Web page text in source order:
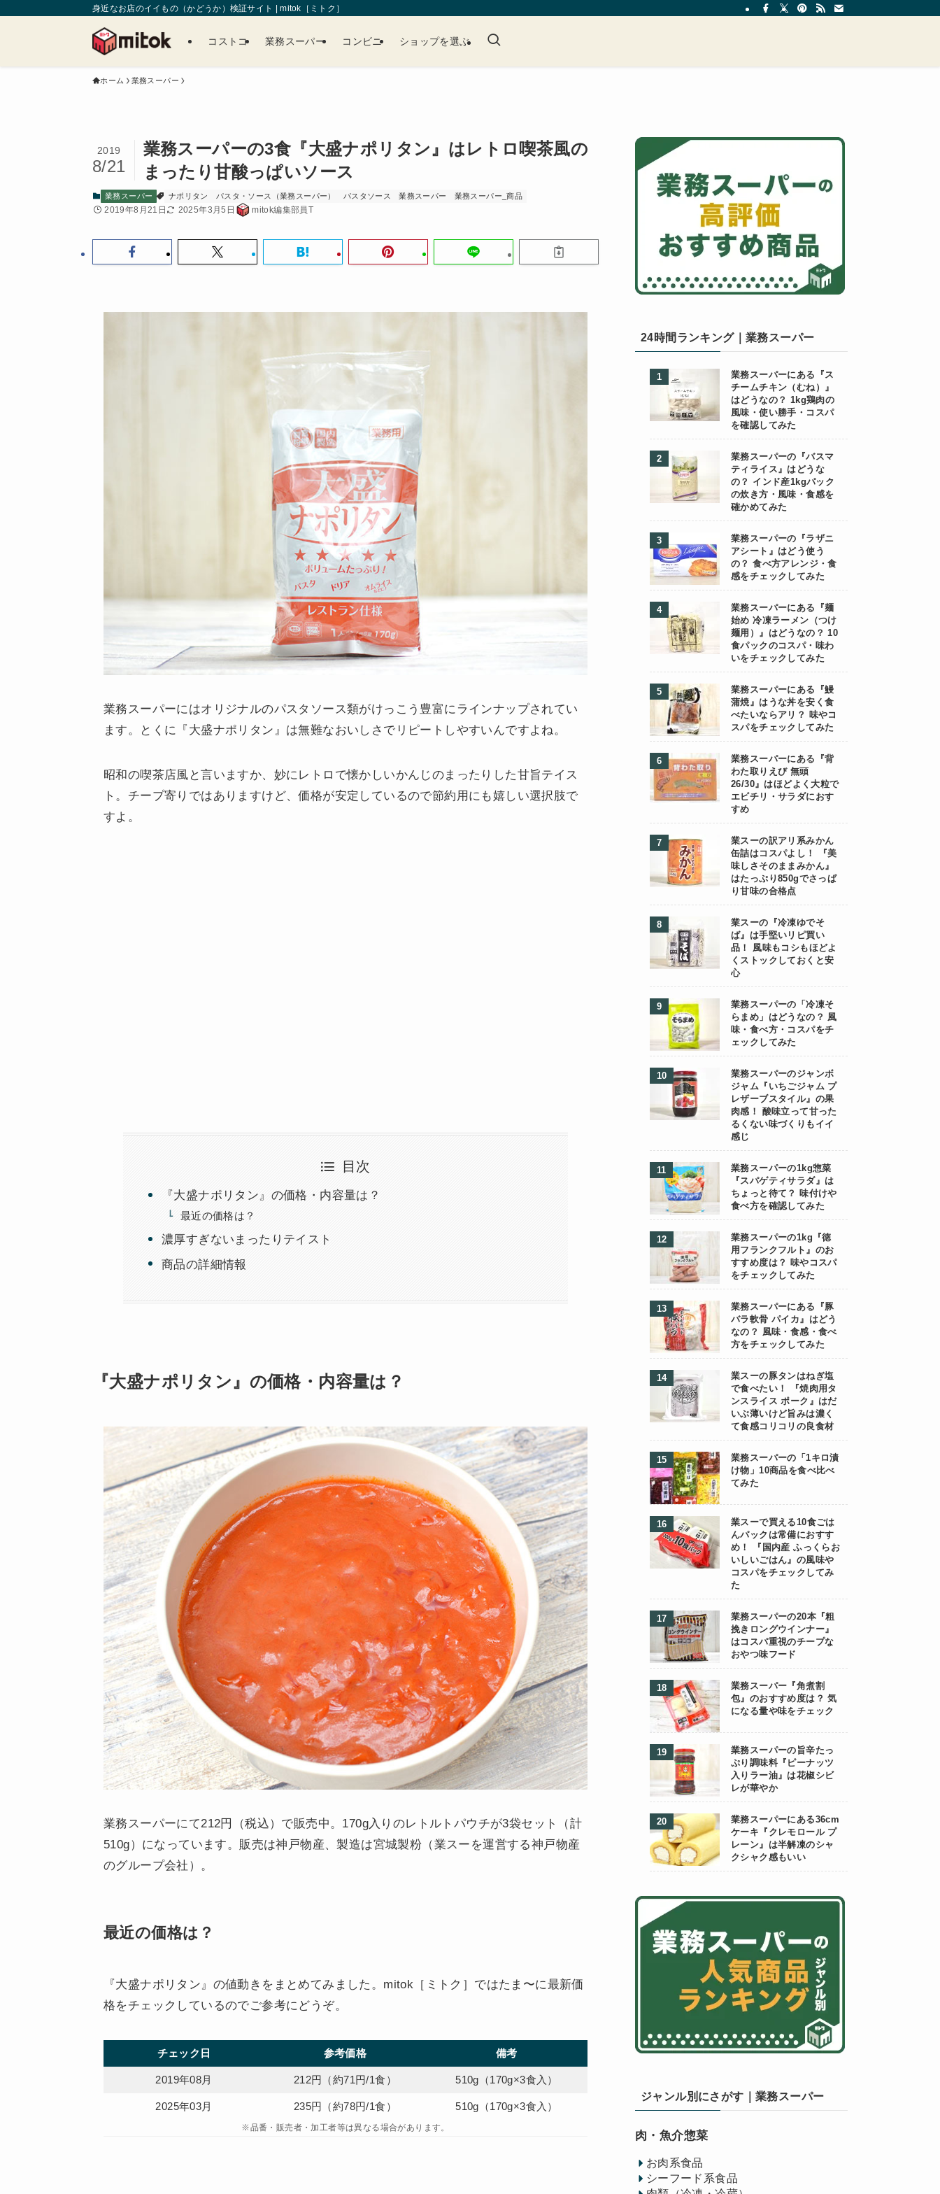
身近なお店のイイもの（かどうか）検証サイト | mitok［ミトク］
コストコ 業務スーパー コンビニ ショップを選ぶ
ホーム 業務スーパー
業務スーパーの3食『大盛ナポリタン』はレトロ喫茶風の
まったり甘酸っぱいソース
2019
8/21
業務スーパー ナポリタン パスタ・ソース（業務スーパー） パスタソース 業務スーパー 業務スーパー_商品
2019年8月21日 2025年3月5日 mitok編集部員T
業務スーパーにはオリジナルのパスタソース類がけっこう豊富にラインナップされてい
ます。とくに『大盛ナポリタン』は無難なおいしさでリピートしやすいんですよね。
昭和の喫茶店風と言いますか、妙にレトロで懐かしいかんじのまったりした甘旨テイス
ト。チープ寄りではありますけど、価格が安定しているので節約用にも嬉しい選択肢で
すよ。
目次
『大盛ナポリタン』の価格・内容量は？
最近の価格は？
濃厚すぎないまったりテイスト
商品の詳細情報
『大盛ナポリタン』の価格・内容量は？
業務スーパーにて212円（税込）で販売中。170g入りのレトルトパウチが3袋セット（計
510g）になっています。販売は神戸物産、製造は宮城製粉（業スーを運営する神戸物産
のグループ会社）。
最近の価格は？
『大盛ナポリタン』の値動きをまとめてみました。mitok［ミトク］ではたま〜に最新価
格をチェックしているのでご参考にどうぞ。
チェック日 参考価格 備考
2019年08月 212円（約71円/1食） 510g（170g×3食入）
2025年03月 235円（約78円/1食） 510g（170g×3食入）
※品番・販売者・加工者等は異なる場合があります。
24時間ランキング｜業務スーパー
業務スーパーにある『ス
チームチキン（むね）』
はどうなの？ 1kg鶏肉の
風味・使い勝手・コスパ
を確認してみた
業務スーパーの『バスマ
ティライス』はどうな
の？ インド産1kgパック
の炊き方・風味・食感を
確かめてみた
業務スーパーの『ラザニ
アシート』はどう使う
の？ 食べ方アレンジ・食
感をチェックしてみた
業務スーパーにある『麺
始め 冷凍ラーメン（つけ
麺用）』はどうなの？ 10
食パックのコスパ・味わ
いをチェックしてみた
業務スーパーにある『鰻
蒲焼』はうな丼を安く食
べたいならアリ？ 味やコ
スパをチェックしてみた
業務スーパーにある『背
わた取りえび 無頭
26/30』はほどよく大粒で
エビチリ・サラダにおす
すめ
業スーの訳アリ系みかん
缶詰はコスパよし！ 『美
味しさそのままみかん』
はたっぷり850gでさっぱ
り甘味の合格点
業スーの『冷凍ゆでそ
ば』は手堅いリピ買い
品！ 風味もコシもほどよ
くストックしておくと安
心
業務スーパーの「冷凍そ
らまめ」はどうなの？ 風
味・食べ方・コスパをチ
ェックしてみた
業務スーパーのジャンボ
ジャム『いちごジャム プ
レザーブスタイル』の果
肉感！ 酸味立って甘った
るくない味づくりもイイ
感じ
業務スーパーの1kg惣菜
『スパゲティサラダ』は
ちょっと待て？ 味付けや
食べ方を確認してみた
業務スーパーの1kg『徳
用フランクフルト』のお
すすめ度は？ 味やコスパ
をチェックしてみた
業務スーパーにある『豚
バラ軟骨 パイカ』はどう
なの？ 風味・食感・食べ
方をチェックしてみた
業スーの豚タンはねぎ塩
で食べたい！ 『焼肉用タ
ンスライス ポーク』はだ
いぶ薄いけど旨みは濃く
て食感コリコリの良食材
業務スーパーの「1キロ漬
け物」10商品を食べ比べ
てみた
業スーで買える10食ごは
んパックは常備におすす
め！ 『国内産 ふっくらお
いしいごはん』の風味や
コスパをチェックしてみ
た
業務スーパーの20本『粗
挽きロングウインナー』
はコスパ重視のチープな
おやつ味フード
業務スーパー『角煮割
包』のおすすめ度は？ 気
になる量や味をチェック
業務スーパーの旨辛たっ
ぷり調味料『ピーナッツ
入りラー油』は花椒シビ
レが華やか
業務スーパーにある36cm
ケーキ『クレモロール プ
レーン』は半解凍のシャ
クシャク感もいい
ジャンル別にさがす｜業務スーパー
肉・魚介惣菜
お肉系食品
シーフード系食品